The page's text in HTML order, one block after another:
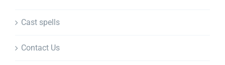
Cast spells
Contact Us